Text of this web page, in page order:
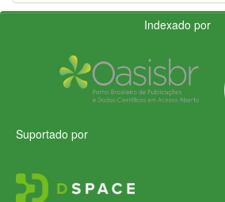
Indexado por
Suportado por